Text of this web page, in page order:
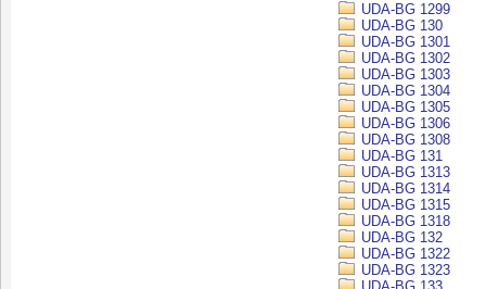
UDA-BG 1299
UDA-BG 130
UDA-BG 1301
UDA-BG 1302
UDA-BG 1303
UDA-BG 1304
UDA-BG 1305
UDA-BG 1306
UDA-BG 1308
UDA-BG 131
UDA-BG 1313
UDA-BG 1314
UDA-BG 1315
UDA-BG 1318
UDA-BG 132
UDA-BG 1322
UDA-BG 1323